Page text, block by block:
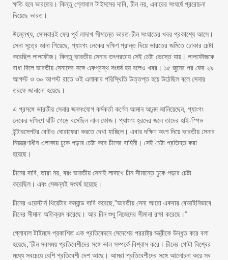
ক্ষতি হবে ভারতের। কিন্তু গ্লোবাল টাইমসের দাবি, চীন নয়, এবারের সংঘর্ষে প্ররোচনা
দিয়েছে ভারত।
উল্লেখ্য, সোমবারই ফের পূর্ব লাদাখ সীমান্তে ভারত-চীন সংঘাতের খবর প্রকাশ্যে আসে।
সেনা সূত্রে জানা গিয়েছে, প্যাংগং লেকের দক্ষিণ প্রান্ত দিয়ে ভারতের জমিতে ঢোকার চেষ্টা
করেছিল লালফৌজ। কিন্তু ভারতীয় সেনার তৎপরতায় সেই চেষ্টা ভেস্তে যায়। লালফৌজকে
বাধা দিলে ভারতীয় সেনাদের সঙ্গে একপ্রস্থ সংঘর্ষ হয় বলেও খবর। ১৫ জুনের পর ফের ২৯
আগস্ট ও ৩০ আগস্ট রাতে ওই এলাকার পরিস্থিতি উত্তপ্ত হয়ে উঠেছিল বলে সেনার
তরফে জানানো হয়েছে।
এ প্রসঙ্গে ভারতীয় সেনার জনসংযোগ কর্মকর্তা কর্ণেল আমান আনন্দ জানিয়েছেন, প্যাংগং
লেকের দক্ষিণে ঘাঁটি গেড়ে বসেছিল লাল ফৌজ। প্যাংগং হ্রদের জলে তাদের হাই-স্পিড
ইন্টারসেপটর বোটও ঘোরাফেরা করতে দেখা যাচ্ছিল। এবার দক্ষিণ অংশ দিয়ে ভারতীয় সেনার
নিয়ন্ত্রণাধীন এলাকায় ঢুকে পড়ার চেষ্টা করে চীনের বাহিনী। সেই চেষ্টা প্রতিহত করা
হয়েছে।
চীনের দাবি, তারা নয়, বরং ভারতীয় সেনাই লাদাখে চীন সীমান্তে ঢুকে পড়ার চেষ্টা
করেছিল। এবং সেজন্যই সংঘর্ষ হয়েছে।
চীনের ওয়েস্টার্ন থিয়েটার কম্যান্ড দাবি করেছে,”ভারতীয় সেনা আরো একবার বেআইনিভাবে
চীনের সীমানা অতিক্রম করেছে। আর চীন শুধু নিজেদের সীমানা রক্ষা করেছে।”
গ্লোবাল টাইমসে প্রকাশিত এক প্রতিবেদনে সেদেশের পররাষ্ট্র মন্ত্রীকে উদ্ধৃত করে বলা
হয়েছে,”চীন সবসময় প্রতিবেশীদের সঙ্গে ভাল সম্পর্কে বিশ্বাস করে। চীনের গোটা বিশ্বের
মধ্যে সবচেয়ে বেশি প্রতিবেশী দেশ আছে। আমরা প্রতিবেশীদের সঙ্গে আলোচনা করে সব